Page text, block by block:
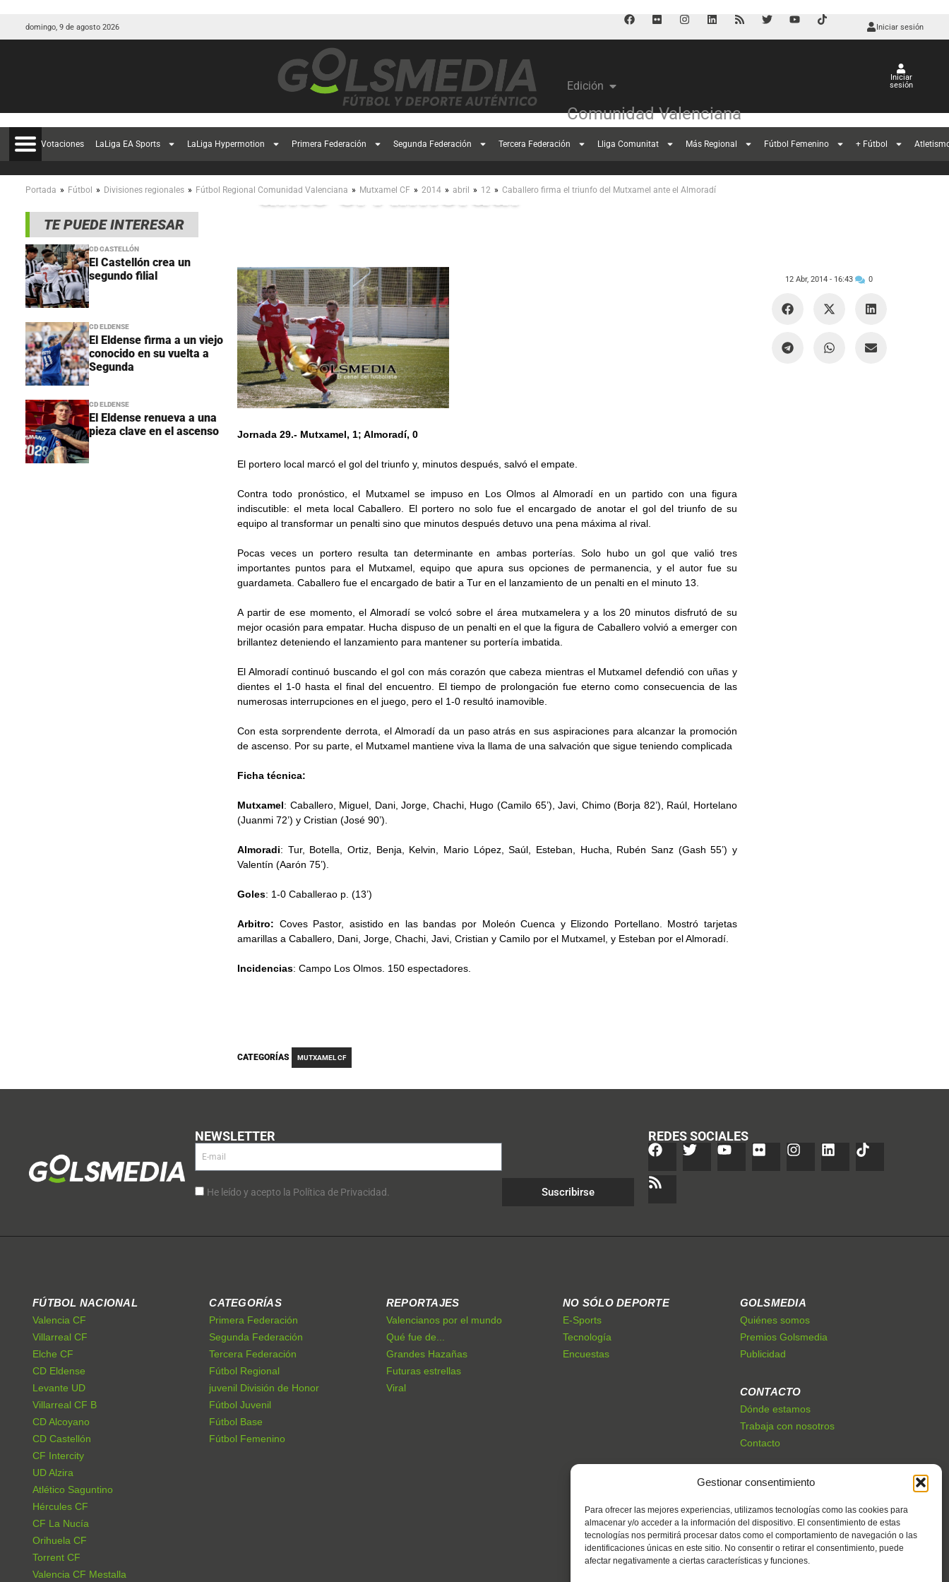
Gestionar consentimiento
Para ofrecer las mejores experiencias, utilizamos tecnologías como las cookies para
almacenar y/o acceder a la información del dispositivo. El consentimiento de estas
tecnologías nos permitirá procesar datos como el comportamiento de navegación o las
identificaciones únicas en este sitio. No consentir o retirar el consentimiento, puede
afectar negativamente a ciertas características y funciones.
domingo, 9 de agosto 2026 Iniciar sesión
Edición
Comunidad Valenciana
Iniciar
sesión
Votaciones LaLiga EA Sports LaLiga Hypermotion Primera Federación Segunda Federación Tercera Federación Lliga Comunitat Más Regional Fútbol Femenino + Fútbol
Portada » Fútbol » Divisiones regionales » Fútbol Regional Comunidad Valenciana » Mutxamel CF » 2014 » abril » 12 » Caballero firma el triunfo del Mutxamel ante el Almoradí
TE PUEDE INTERESAR
CD CASTELLÓN
El Castellón crea un
segundo filial
CD ELDENSE
El Eldense firma a un viejo
conocido en su vuelta a
Segunda
CD ELDENSE
El Eldense renueva a una
pieza clave en el ascenso
Caballero firma el triunfo del Mutxamel
ante el Almoradí
Jornada 29.- Mutxamel, 1; Almoradí, 0
El portero local marcó el gol del triunfo y, minutos después, salvó el empate.
Contra todo pronóstico, el Mutxamel se impuso en Los Olmos al Almoradí en un partido con una figura
indiscutible: el meta local Caballero. El portero no solo fue el encargado de anotar el gol del triunfo de su
equipo al transformar un penalti sino que minutos después detuvo una pena máxima al rival.
Pocas veces un portero resulta tan determinante en ambas porterías. Solo hubo un gol que valió tres
importantes puntos para el Mutxamel, equipo que apura sus opciones de permanencia, y el autor fue su
guardameta. Caballero fue el encargado de batir a Tur en el lanzamiento de un penalti en el minuto 13.
A partir de ese momento, el Almoradí se volcó sobre el área mutxamelera y a los 20 minutos disfrutó de su
mejor ocasión para empatar. Hucha dispuso de un penalti en el que la figura de Caballero volvió a emerger con
brillantez deteniendo el lanzamiento para mantener su portería imbatida.
El Almoradí continuó buscando el gol con más corazón que cabeza mientras el Mutxamel defendió con uñas y
dientes el 1-0 hasta el final del encuentro. El tiempo de prolongación fue eterno como consecuencia de las
numerosas interrupciones en el juego, pero el 1-0 resultó inamovible.
Con esta sorprendente derrota, el Almoradí da un paso atrás en sus aspiraciones para alcanzar la promoción
de ascenso. Por su parte, el Mutxamel mantiene viva la llama de una salvación que sigue teniendo complicada
Ficha técnica:
Mutxamel: Caballero, Miguel, Dani, Jorge, Chachi, Hugo (Camilo 65’), Javi, Chimo (Borja 82’), Raúl, Hortelano
(Juanmi 72’) y Cristian (José 90’).
Almoradi: Tur, Botella, Ortiz, Benja, Kelvin, Mario López, Saúl, Esteban, Hucha, Rubén Sanz (Gash 55’) y
Valentín (Aarón 75’).
Goles: 1-0 Caballerao p. (13’)
Arbitro: Coves Pastor, asistido en las bandas por Moleón Cuenca y Elizondo Portellano. Mostró tarjetas
amarillas a Caballero, Dani, Jorge, Chachi, Javi, Cristian y Camilo por el Mutxamel, y Esteban por el Almoradí.
Incidencias: Campo Los Olmos. 150 espectadores.
12 Abr, 2014 - 16:43 0
CATEGORÍAS MUTXAMEL CF
NEWSLETTER
He leído y acepto la Política de Privacidad. Suscribirse
REDES SOCIALES
FÚTBOL NACIONAL
Valencia CF
Villarreal CF
Elche CF
CD Eldense
Levante UD
Villarreal CF B
CD Alcoyano
CD Castellón
CF Intercity
UD Alzira
Atlético Saguntino
Hércules CF
CF La Nucía
Orihuela CF
Torrent CF
Valencia CF Mestalla
CATEGORÍAS
Primera Federación
Segunda Federación
Tercera Federación
Fútbol Regional
juvenil División de Honor
Fútbol Juvenil
Fútbol Base
Fútbol Femenino
REPORTAJES
Valencianos por el mundo
Qué fue de...
Grandes Hazañas
Futuras estrellas
Viral
NO SÓLO DEPORTE
E-Sports
Tecnología
Encuestas
GOLSMEDIA
Quiénes somos
Premios Golsmedia
Publicidad
CONTACTO
Dónde estamos
Trabaja con nosotros
Contacto